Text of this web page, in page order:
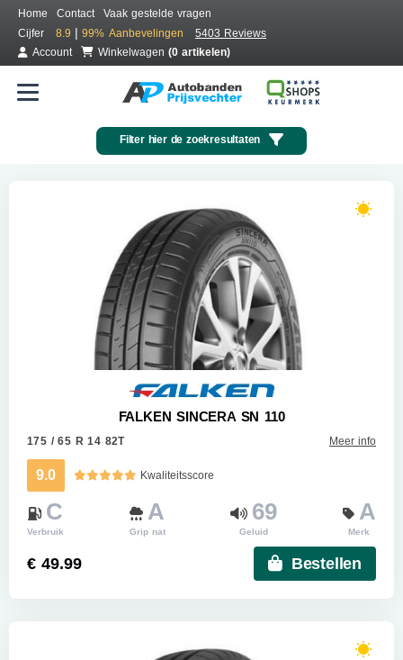
Home Contact
Vaak gestelde vragen
Cijfer
8.9 | 99% Aanbevelingen
5403 Reviews
Account
Winkelwagen (0 artikelen)
Filter hier de zoekresultaten
FALKEN SINCERA SN 110
175 / 65 R 14 82T Meer info
9.0 Kwaliteitsscore
C
Verbruik
A
Grip nat
69
Geluid
A
Merk
€ 49.99 Bestellen